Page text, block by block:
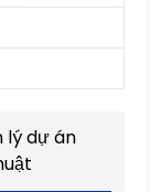
lý dự án